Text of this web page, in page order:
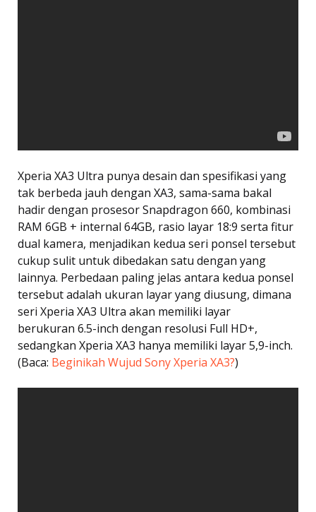
Xperia XA3 Ultra punya desain dan spesifikasi yang
tak berbeda jauh dengan XA3, sama-sama bakal
hadir dengan prosesor Snapdragon 660, kombinasi
RAM 6GB + internal 64GB, rasio layar 18:9 serta fitur
dual kamera, menjadikan kedua seri ponsel tersebut
cukup sulit untuk dibedakan satu dengan yang
lainnya. Perbedaan paling jelas antara kedua ponsel
tersebut adalah ukuran layar yang diusung, dimana
seri Xperia XA3 Ultra akan memiliki layar
berukuran 6.5-inch dengan resolusi Full HD+,
sedangkan Xperia XA3 hanya memiliki layar 5,9-inch.
(Baca: Beginikah Wujud Sony Xperia XA3?)